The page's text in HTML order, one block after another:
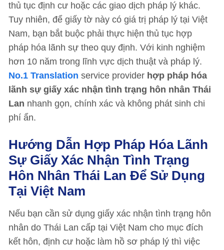
thủ tục định cư hoặc các giao dịch pháp lý khác.
Tuy nhiên, để giấy tờ này có giá trị pháp lý tại Việt
Nam, bạn bắt buộc phải thực hiện thủ tục hợp
pháp hóa lãnh sự theo quy định. Với kinh nghiệm
hơn 10 năm trong lĩnh vực dịch thuật và pháp lý.
No.1 Translation service provider hợp pháp hóa
lãnh sự giấy xác nhận tình trạng hôn nhân Thái
Lan nhanh gọn, chính xác và không phát sinh chi
phí ẩn.
Hướng Dẫn Hợp Pháp Hóa Lãnh
Sự Giấy Xác Nhận Tình Trạng
Hôn Nhân Thái Lan Để Sử Dụng
Tại Việt Nam
Nếu bạn cần sử dụng giấy xác nhận tình trạng hôn
nhân do Thái Lan cấp tại Việt Nam cho mục đích
kết hôn, định cư hoặc làm hồ sơ pháp lý thì việc